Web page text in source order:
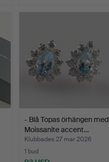
- Blå Topas örhängen med
Moissanite accent…
Klubbades 27 mar 2026
1 bud